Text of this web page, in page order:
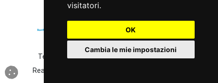
visitatori.
OK
Cambia le mie impostazioni
Termobozzo Srl - © 2022 - P.IVA 04583171006
Realizzazione Sito e Web Marketing Tredweb S.r.l